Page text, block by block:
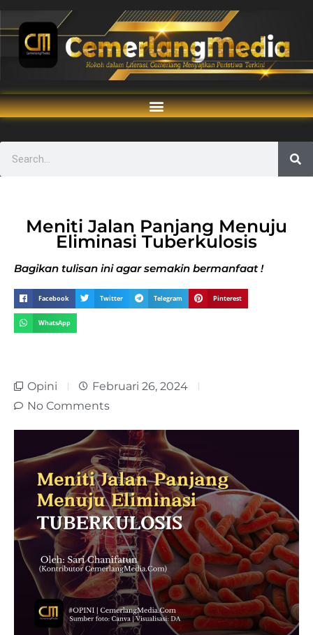
Meniti Jalan Panjang Menuju
Eliminasi Tuberkulosis
Bagikan tulisan ini agar semakin bermanfaat !
Facebook Twitter Telegram Pinterest
WhatsApp
Opini
Februari 26, 2024
No Comments